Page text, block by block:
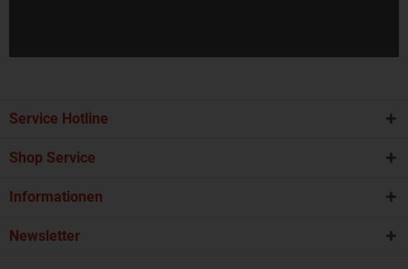
Service Hotline
Shop Service
Informationen
Newsletter